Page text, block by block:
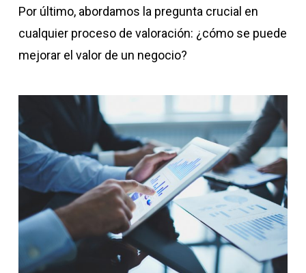
Por último, abordamos la pregunta crucial en
cualquier proceso de valoración: ¿cómo se puede
mejorar el valor de un negocio?